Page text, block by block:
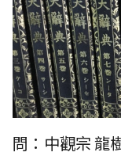
問：中觀宗 龍